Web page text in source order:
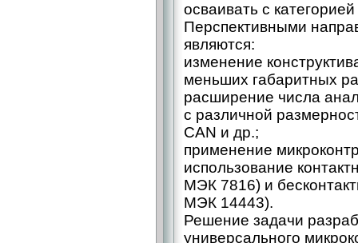
осваивать с
Перспективными
являются:
изменение
меньших габаритных
расширение числа
с различной
CAN и др.;
применение
использование
МЭК 7816) и
МЭК 14443).
Решение задачи
универсального